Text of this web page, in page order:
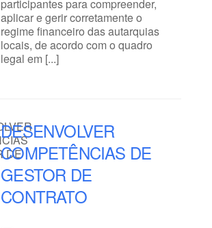
participantes para compreender,
aplicar e gerir corretamente o
regime financeiro das autarquias
locais, de acordo com o quadro
legal em [...]
DESENVOLVER
COMPETÊNCIAS DE
GESTOR DE
CONTRATO